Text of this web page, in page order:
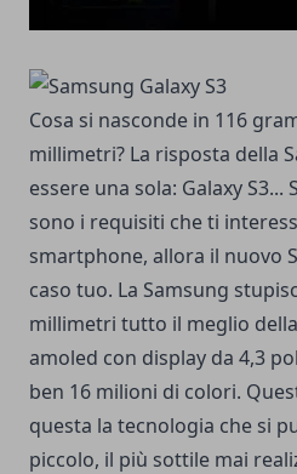
Cosa si nasconde in 116
millimetri? La risposta della
essere una sola: Galaxy
sono i requisiti che ti
smartphone, allora il nuovo
caso tuo. La Samsung
millimetri tutto il meglio
amoled con display da 4,3
ben 16 milioni di colori.
questa la tecnologia che si
piccolo, il più sottile mai